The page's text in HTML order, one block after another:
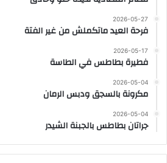
2026-05-27
فرحة العيد ماتكملش من غير الفتة
2026-05-17
فطيرة بطاطس في الطاسة
2026-05-04
مكرونة بالسجق ودبس الرمان
2026-05-04
جراتان بطاطس بالجبنة الشيدر